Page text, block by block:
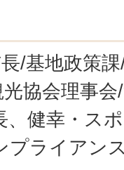
/基地政策
協会理事
、健幸・ス
プライアン